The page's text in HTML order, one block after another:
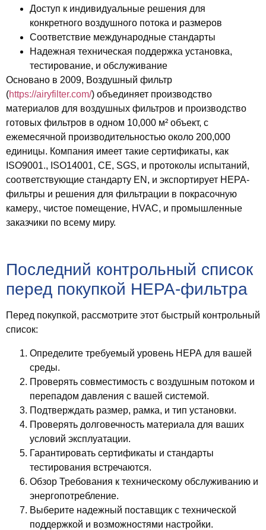
Доступ к индивидуальные решения для
конкретного воздушного потока и размеров
Соответствие международные стандарты
Надежная техническая поддержка установка,
тестирование, и обслуживание
Основано в 2009, Воздушный фильтр
(https://airyfilter.com/) объединяет производство
материалов для воздушных фильтров и производство
готовых фильтров в одном 10,000 м² объект, с
ежемесячной производительностью около 200,000
единицы. Компания имеет такие сертификаты, как
ISO9001., ISO14001, CE, SGS, и протоколы испытаний,
соответствующие стандарту EN, и экспортирует HEPA-
фильтры и решения для фильтрации в покрасочную
камеру., чистое помещение, HVAC, и промышленные
заказчики по всему миру.
Последний контрольный список
перед покупкой HEPA-фильтра
Перед покупкой, рассмотрите этот быстрый контрольный
список:
Определите требуемый уровень HEPA для вашей
среды.
Проверять совместимость с воздушным потоком и
перепадом давления с вашей системой.
Подтверждать размер, рамка, и тип установки.
Проверять долговечность материала для ваших
условий эксплуатации.
Гарантировать сертификаты и стандарты
тестирования встречаются.
Обзор Требования к техническому обслуживанию и
энергопотребление.
Выберите надежный поставщик с технической
поддержкой и возможностями настройки.